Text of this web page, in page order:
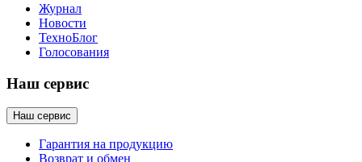
Журнал
Новости
ТехноБлог
Голосования
Наш сервис
Наш сервис
Гарантия на продукцию
Возврат и обмен